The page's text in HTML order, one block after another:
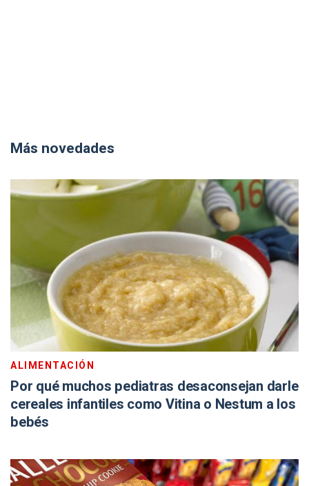
Más novedades
ALIMENTACIÓN
Por qué muchos pediatras desaconsejan darle
cereales infantiles como Vitina o Nestum a los
bebés